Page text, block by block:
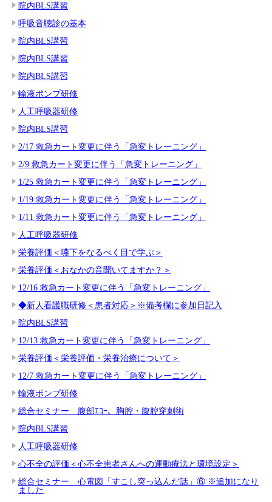
院内BLS講習
呼吸音聴診の基本
院内BLS講習
院内BLS講習
院内BLS講習
輸液ポンプ研修
人工呼吸器研修
院内BLS講習
2/17 救急カート変更に伴う「急変トレーニング」
2/9 救急カート変更に伴う「急変トレーニング」
1/25 救急カート変更に伴う「急変トレーニング」
1/19 救急カート変更に伴う「急変トレーニング」
1/11 救急カート変更に伴う「急変トレーニング」
人工呼吸器研修
栄養評価＜嚥下をなるべく目で学ぶ＞
栄養評価＜おなかの音聞いてますか？＞
12/16 救急カート変更に伴う「急変トレーニング」
◆新人看護職研修＜患者対応＞※備考欄に参加日記入
院内BLS講習
12/13 救急カート変更に伴う「急変トレーニング」
栄養評価＜栄養評価・栄養治療について＞
12/7 救急カート変更に伴う「急変トレーニング」
輸液ポンプ研修
総合セミナー 腹部ｴｺｰ、胸腔・腹腔穿刺術
院内BLS講習
人工呼吸器研修
心不全の評価＜心不全患者さんへの運動療法と環境設定＞
総合セミナー 心電図「すこし突っ込んだ話」⑥ ※追加になり
ました